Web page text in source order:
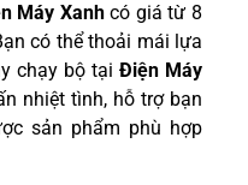
Máy Xanhcó giá từ 8
có thể thoải mái lựa
chạy bộ tại Điện Máy
nhiệt tình, hỗ trợ bạn
sản phẩm phù hợp